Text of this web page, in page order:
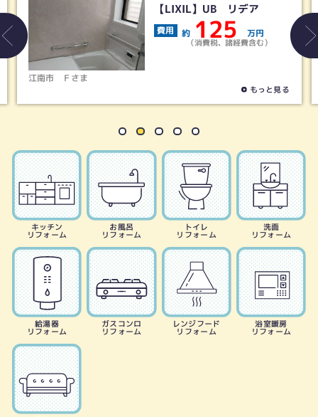
江南市 Ｆさま
【LIXIL】UB リデア
費用 約 125 万円
（消費税、諸経費含む）
もっと見る
キッチン
リフォーム
お風呂
リフォーム
トイレ
リフォーム
洗面
リフォーム
給湯器
リフォーム
ガスコンロ
リフォーム
レンジフード
リフォーム
浴室暖房
リフォーム